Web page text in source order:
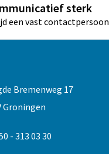
sterk
een vast contactpersoon
Bremenweg 17
Groningen
- 313 03 30